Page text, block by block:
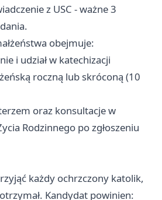
z USC - ważne 3
obejmuje:
i udział w katechizacji
roczną lub skróconą (10
oraz konsultacje w
Rodzinnego po zgłoszeniu
każdy ochrzczony katolik,
Kandydat powinien: